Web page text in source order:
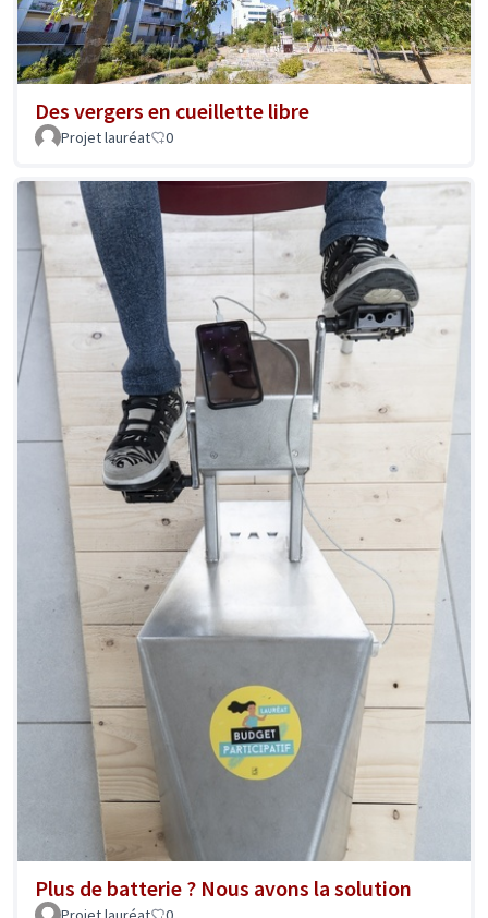
Des vergers en cueillette libre
Projet lauréat 0
Plus de batterie ? Nous avons la solution